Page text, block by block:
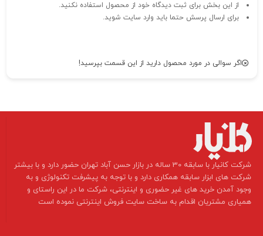
از این بخش برای ثبت دیدگاه خود از محصول استفاده نکنید.
برای ارسال پرسش حتما باید وارد سایت شوید.
اگر سوالی در مورد محصول دارید از این قسمت بپرسید!
​شرکت کانیار با سابقه 30 ساله در بازار حسن آباد تهران حضور دارد و با بیشتر
شرکت های ابزار سابقه همکاری دارد و با توجه به پیشرفت تکنولوژی و به
وجود آمدن خرید های غیر حضوری و اینترنتی، شرکت ما در این راستای و
همیاری مشتریان اقدام به ساخت سایت فروش اینترنتی نموده است ​​​​​​​